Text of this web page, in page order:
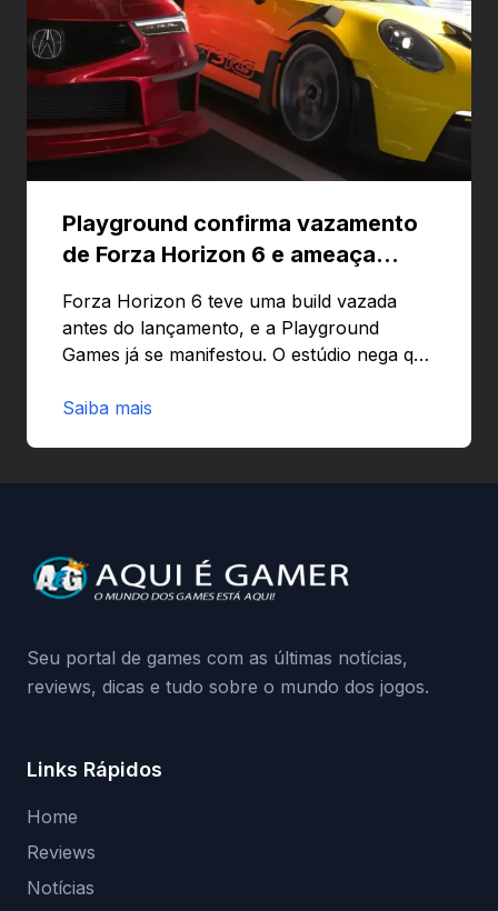
Playground confirma vazamento
de Forza Horizon 6 e ameaça
Forza Horizon 6 teve uma build vazada
antes do lançamento, e a Playground
Games já se manifestou. O estúdio nega que
preload e avisa que quem usar versões não
da Playground: negação do preload,
medidas contra acessos não autorizados
Saiba mais
Seu portal de games com as últimas notícias,
reviews, dicas e tudo sobre o mundo dos jogos.
Links Rápidos
Home
Reviews
Notícias